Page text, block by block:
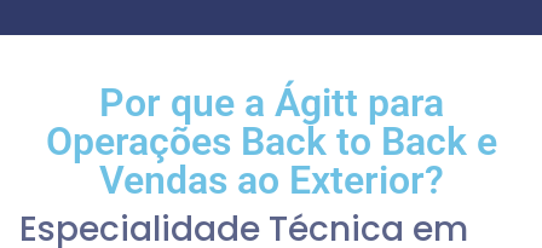
Por que a Ágitt para
Operações Back to Back e
Vendas ao Exterior?
Especialidade Técnica em